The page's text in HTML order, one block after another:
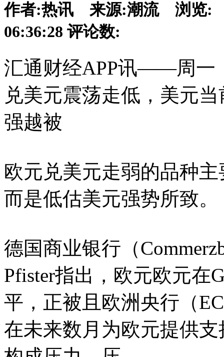
作者:热讯 来源:潮流浏览:
06:36:28 评论数:
汇通财经APP讯——周一
兑美元震荡走低，美元
强越被
欧元兑美元走弱的品种
而是低估美元强势所致。
德国商业银行（
Pfister指出，欧元欧元在
平，正被且欧洲央行（
在未来数月为欧元提供